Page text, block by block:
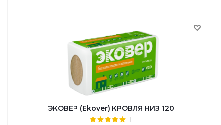
ЭКОВЕР (Ekover) КРОВЛЯ НИЗ 120
1